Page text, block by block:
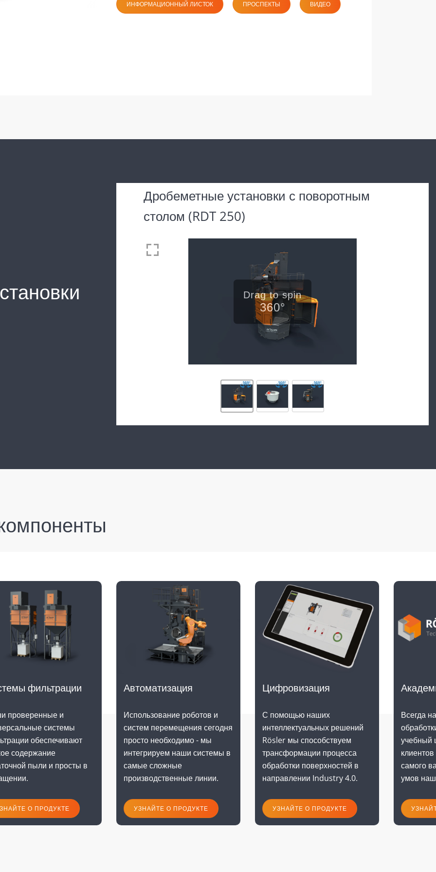
ИНФОРМАЦИОННЫЙ ЛИСТОК ПРОСПЕКТЫ ВИДЕО
Дробеметные установки с поворотным
столом (RDT 250)
Drag to spin
360°
фильтрации
проверенные и
системы
обеспечивают
содержание
пыли и просты в
О ПРОДУКТЕ
Автоматизация
Использование роботов и
систем перемещения сегодня
просто необходимо - мы
интегрируем наши системы в
самые сложные
производственные линии.
УЗНАЙТЕ О ПРОДУКТЕ
Цифровизация
С помощью наших
интеллектуальных решений
Rösler мы способствуем
трансформации процесса
обработки поверхностей в
направлении Industry 4.0.
УЗНАЙТЕ О ПРОДУКТЕ
Всегда
учебный
самого
умов